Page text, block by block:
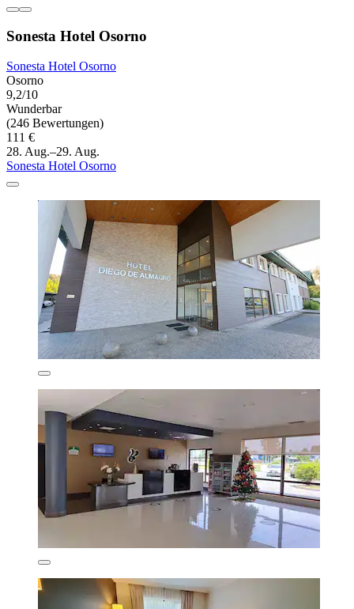
Sonesta Hotel Osorno
Sonesta Hotel Osorno
Osorno
9,2/10
Wunderbar
(246 Bewertungen)
111 €
28. Aug.–29. Aug.
Sonesta Hotel Osorno